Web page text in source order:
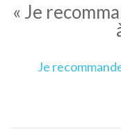
« Je
Je